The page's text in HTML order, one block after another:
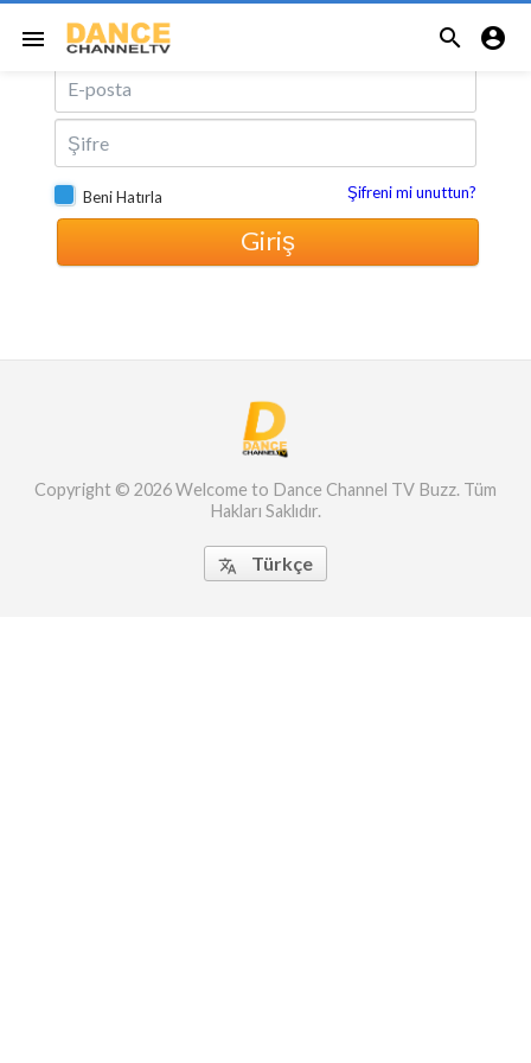
menu  
Tüm Hakları
Email ile Giriş Yap
Beni Hatırla Şifreni mi unuttun?
Giriş
Copyright © 2026 Welcome to Dance Channel TV Buzz. Tüm
Hakları Saklıdır.
 Türkçe